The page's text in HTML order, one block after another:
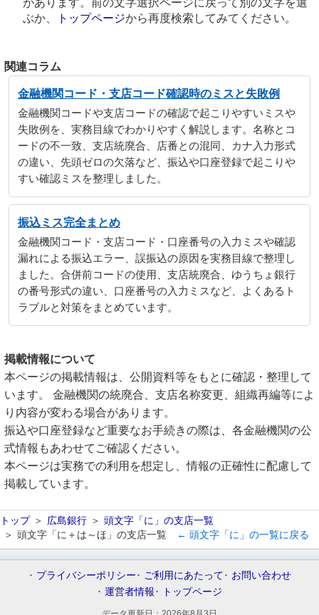
があります。前の文字選択ページに戻って別の文字を選
ぶか、
トップページから再度検索してみてください。
関連コラム
金融機関コード・支店コード確認時のミスと失敗例
金融機関コードや支店コードの確認で起こりやすいミスや
失敗例を、実務目線でわかりやすく解説します。名称とコ
ードの不一致、支店統廃合、店番との混同、カナ入力形式
の違い、先頭ゼロの欠落など、振込や口座登録で起こりや
すい確認ミスを整理しました。
振込ミス完全まとめ
金融機関コード・支店コード・口座番号の入力ミスや確認
漏れによる振込エラー、誤振込の原因を実務目線で整理し
ました。合併前コードの使用、支店統廃合、ゆうちょ銀行
の番号形式の違い、口座番号の入力ミスなど、よくあるト
ラブルと対策をまとめています。
掲載情報について
本ページの掲載情報は、公開資料等をもとに確認・整理して
います。 金融機関の統廃合、支店名称変更、組織再編等によ
り内容が変わる場合があります。
振込や口座登録など重要なお手続きの際は、各金融機関の公
式情報もあわせてご確認ください。
本ページは実務での利用を想定し、情報の正確性に配慮して
掲載しています。
トップ 広島銀行
頭文字「に」の支店一覧
頭文字「に＋は～ほ」の支店一覧
← 頭文字「に」の一覧に戻る
プライバシーポリシー ご利用にあたって
お問い合わせ
運営者情報
トップページ